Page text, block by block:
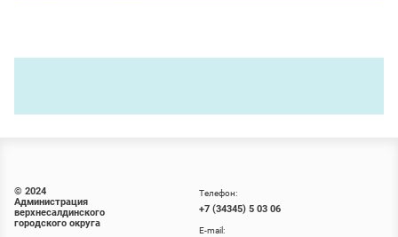
© 2024
Администрация
верхнесалдинского
городского округа
Телефон:
+7 (34345) 5 03 06
E-mail: